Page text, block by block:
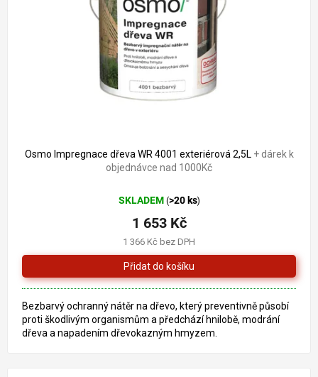
Osmo Impregnace dřeva WR 4001 exteriérová 2,5L + dárek k
objednávce nad 1000Kč
SKLADEM (>20 ks)
1 366 Kč bez DPH
1 653 Kč
Bezbarvý ochranný nátěr na dřevo, který preventivně působí
proti škodlivým organismům a předchází hnilobě, modrání
dřeva a napadením dřevokazným hmyzem.